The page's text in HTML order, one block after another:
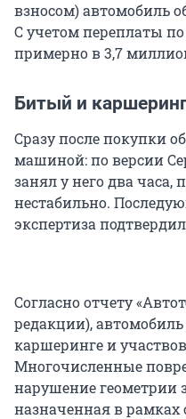
взносом) автомобиль
С учетом переплаты
примерно в 3,7
Битый и
Сразу после покупки
машиной: по версии
занял у него два часа,
нестабильно.
экспертиза
Согласно отчету
редакции),
каршеринге и
Многочисленные
нарушение геометрии
назначенная в рамках